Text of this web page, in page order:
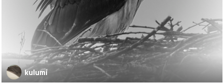
kulumi